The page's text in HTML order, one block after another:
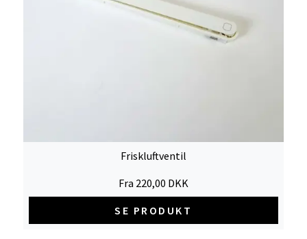
Friskluftventil
Fra 220,00 DKK
SE PRODUKT